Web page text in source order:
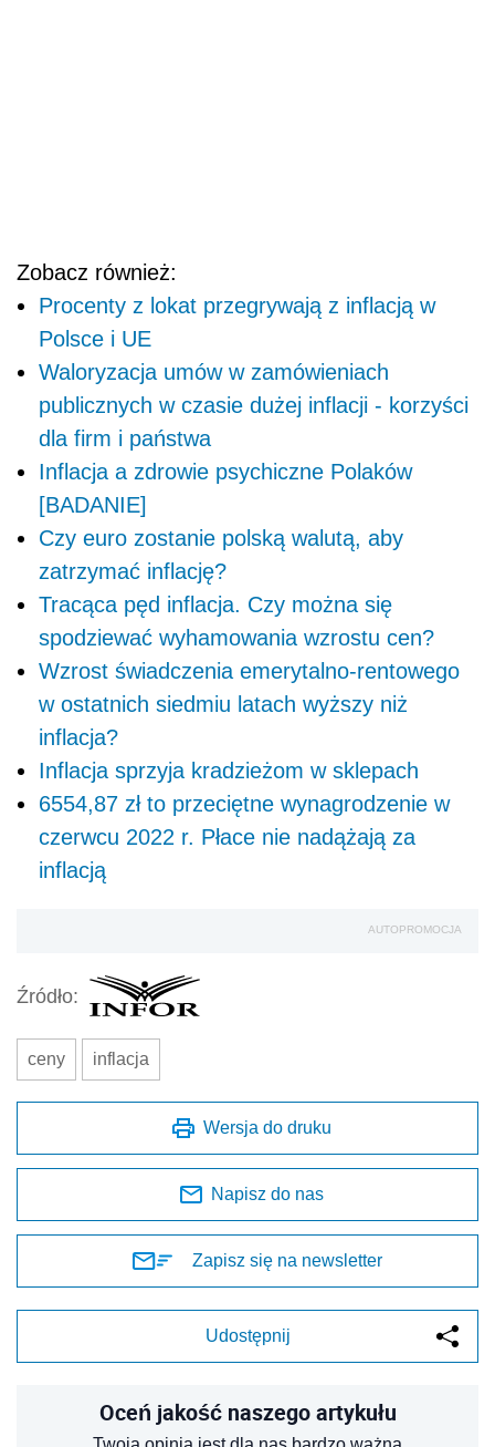
Zobacz również:
Procenty z lokat przegrywają z inflacją w
Polsce i UE
Waloryzacja umów w zamówieniach
publicznych w czasie dużej inflacji - korzyści
dla firm i państwa
Inflacja a zdrowie psychiczne Polaków
[BADANIE]
Czy euro zostanie polską walutą, aby
zatrzymać inflację?
Tracąca pęd inflacja. Czy można się
spodziewać wyhamowania wzrostu cen?
Wzrost świadczenia emerytalno-rentowego
w ostatnich siedmiu latach wyższy niż
inflacja?
Inflacja sprzyja kradzieżom w sklepach
6554,87 zł to przeciętne wynagrodzenie w
czerwcu 2022 r. Płace nie nadążają za
inflacją
AUTOPROMOCJA
Źródło:
ceny inflacja
Wersja do druku
Napisz do nas
Zapisz się na newsletter
Udostępnij
Oceń jakość naszego artykułu